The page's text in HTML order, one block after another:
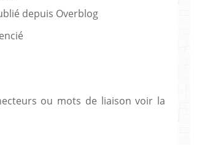
depuis Overblog
ou mots de liaison voir la